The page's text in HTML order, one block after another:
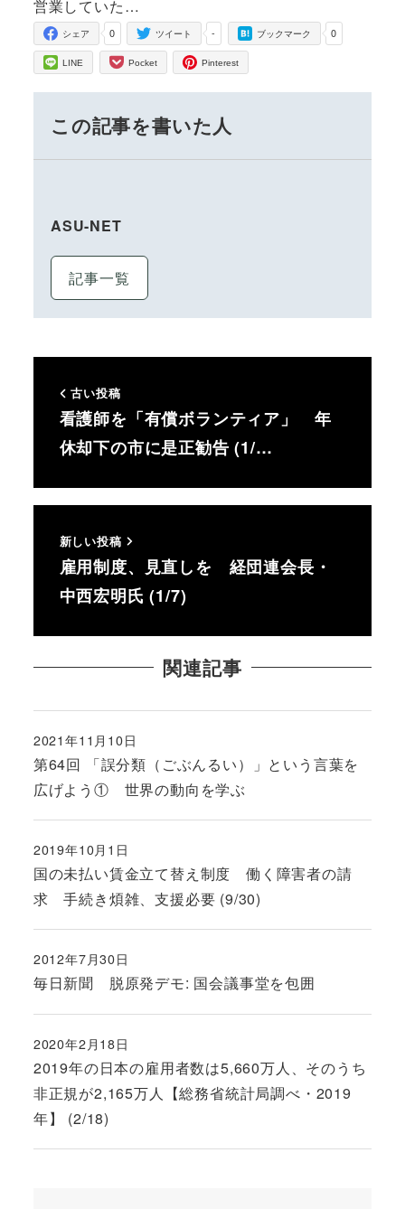
営業していた…
0
シェア -
ツイート 0
ブックマーク
LINE Pocket Pinterest
この記事を書いた人
ASU-NET
記事一覧
古い投稿
看護師を「有償ボランティア」 年
休却下の市に是正勧告 (1/…
新しい投稿
雇用制度、見直しを 経団連会長・
中西宏明氏 (1/7)
関連記事
第64回 「誤分類（ごぶんるい）」という言葉を
広げよう① 世界の動向を学ぶ
投稿日
2021年11月10日
国の未払い賃金立て替え制度 働く障害者の請
求 手続き煩雑、支援必要 (9/30)
投稿日
2019年10月1日
毎日新聞 脱原発デモ: 国会議事堂を包囲
投稿日
2012年7月30日
2019年の日本の雇用者数は5,660万人、そのうち
非正規が2,165万人【総務省統計局調べ・2019
年】 (2/18)
投稿日
2020年2月18日